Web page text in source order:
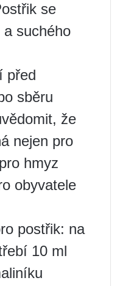
se
suchého
před
sběru
že
nejen pro
hmyz
obyvatele
postřik: na
10 ml